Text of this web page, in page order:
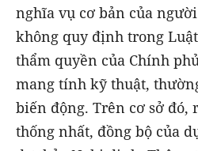
nghĩa vụ cơ bản của
không quy định trong
thẩm quyền của Chính
mang tính kỹ thuật,
biến động. Trên cơ sở đó,
thống nhất, đồng bộ của